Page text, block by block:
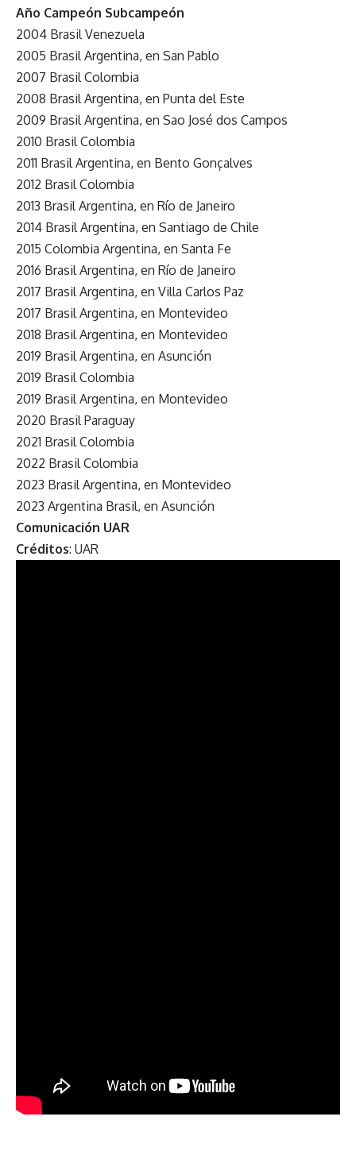
Año Campeón Subcampeón
2004 Brasil Venezuela
2005 Brasil Argentina, en San Pablo
2007 Brasil Colombia
2008 Brasil Argentina, en Punta del Este
2009 Brasil Argentina, en Sao José dos Campos
2010 Brasil Colombia
2011 Brasil Argentina, en Bento Gonçalves
2012 Brasil Colombia
2013 Brasil Argentina, en Río de Janeiro
2014 Brasil Argentina, en Santiago de Chile
2015 Colombia Argentina, en Santa Fe
2016 Brasil Argentina, en Río de Janeiro
2017 Brasil Argentina, en Villa Carlos Paz
2017 Brasil Argentina, en Montevideo
2018 Brasil Argentina, en Montevideo
2019 Brasil Argentina, en Asunción
2019 Brasil Colombia
2019 Brasil Argentina, en Montevideo
2020 Brasil Paraguay
2021 Brasil Colombia
2022 Brasil Colombia
2023 Brasil Argentina, en Montevideo
2023 Argentina Brasil, en Asunción
Comunicación UAR
Créditos: UAR